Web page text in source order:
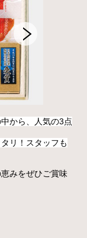
から、人気の3点
リ！スタッフも
みをぜひご賞味